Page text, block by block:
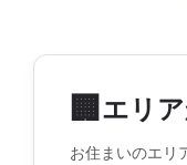
🏢 エリ
お住まいのエリ